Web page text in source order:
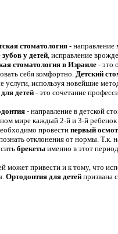
стоматология- направление
зубов у детей, исправление
стоматология в Израиле- это
себя комфортно. Детский
используя новейшие
детей- это сочетание
- направление в детской
мире каждый 2-й и 3-й ребенок
провестипервый
отклонения от нормы. Т.к.
брекеты именно в этот
может привести и к тому, что
Ортодонтия для детейпризвана